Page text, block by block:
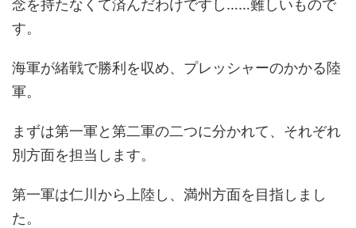
念を持たなくて済んだわけですし……難しいもので
す。
海軍が緒戦で勝利を収め、プレッシャーのかかる陸
軍。
まずは第一軍と第二軍の二つに分かれて、それぞれ
別方面を担当します。
第一軍は仁川から上陸し、満州方面を目指しまし
た。